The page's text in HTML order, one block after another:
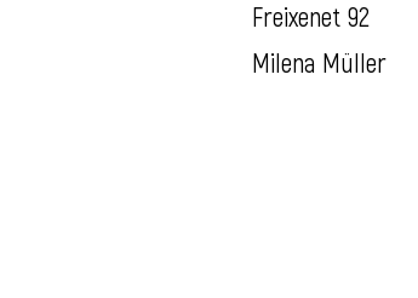
Freixenet 92
Milena Müller